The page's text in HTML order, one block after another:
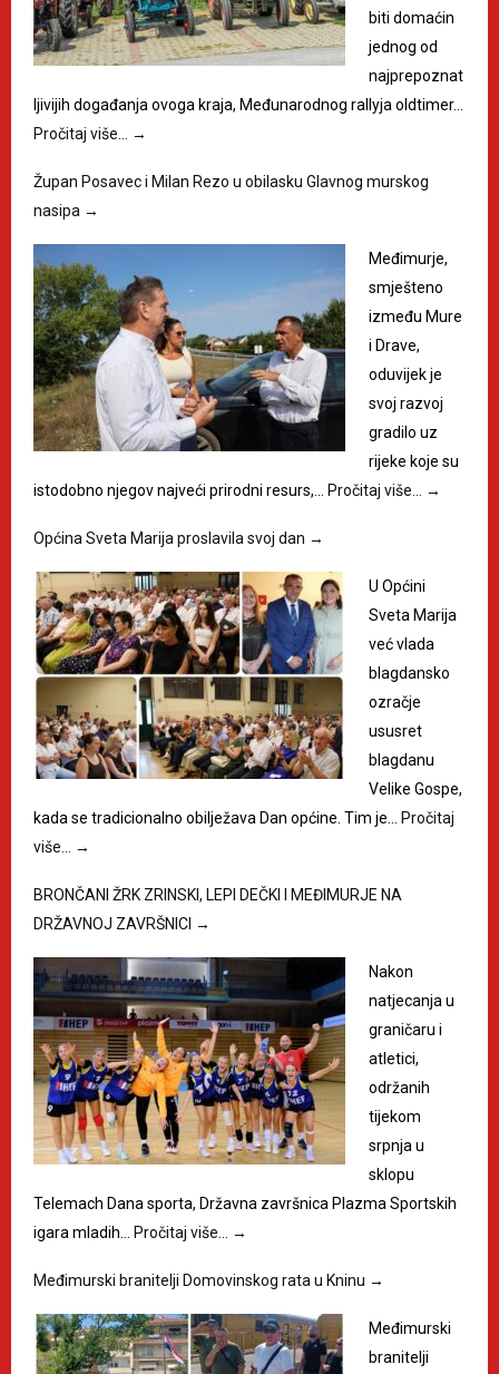
biti domaćin
jednog od
najprepoznat
ljivijih događanja ovoga kraja, Međunarodnog rallyja oldtimer…
Pročitaj više… →
Župan Posavec i Milan Rezo u obilasku Glavnog murskog
nasipa →
Međimurje,
smješteno
između Mure
i Drave,
oduvijek je
svoj razvoj
gradilo uz
rijeke koje su
istodobno njegov najveći prirodni resurs,… Pročitaj više… →
Općina Sveta Marija proslavila svoj dan →
U Općini
Sveta Marija
već vlada
blagdansko
ozračje
ususret
blagdanu
Velike Gospe,
kada se tradicionalno obilježava Dan općine. Tim je… Pročitaj
više… →
BRONČANI ŽRK ZRINSKI, LEPI DEČKI I MEĐIMURJE NA
DRŽAVNOJ ZAVRŠNICI →
Nakon
natjecanja u
graničaru i
atletici,
održanih
tijekom
srpnja u
sklopu
Telemach Dana sporta, Državna završnica Plazma Sportskih
igara mladih… Pročitaj više… →
Međimurski branitelji Domovinskog rata u Kninu →
Međimurski
branitelji